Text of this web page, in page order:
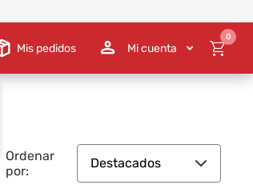
Mis pedidos Mi cuenta
0
Ordenar
por:
Destacados